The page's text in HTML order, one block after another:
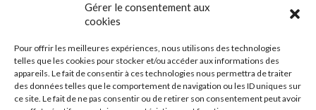
Gérer le consentement aux
cookies
Pour offrir les meilleures expériences, nous utilisons des technologies
telles que les cookies pour stocker et/ou accéder aux informations des
appareils. Le fait de consentir à ces technologies nous permettra de traiter
des données telles que le comportement de navigation ou les ID uniques sur
ce site. Le fait de ne pas consentir ou de retirer son consentement peut avoir